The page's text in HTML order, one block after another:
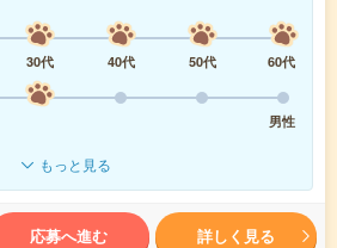
30代 40代 50代
60代
男性
もっと見る
応募へ進む 詳しく見る